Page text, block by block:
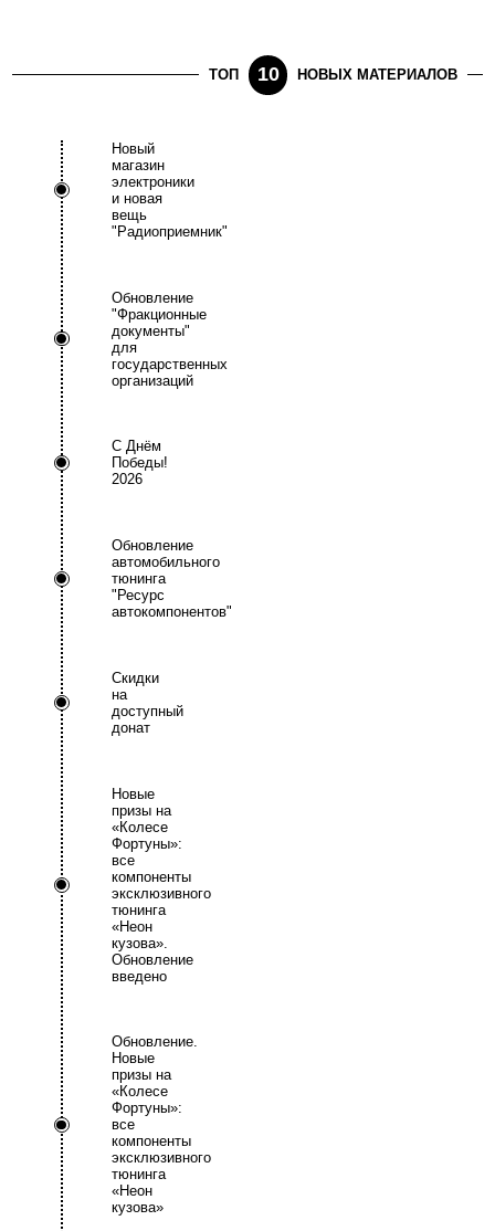
ТОП 10 НОВЫХ МАТЕРИАЛОВ
Новый
магазин
электроники
и новая
вещь
"Радиоприемник"
Обновление
"Фракционные
документы"
для
государственных
организаций
С Днём
Победы!
2026
Обновление
автомобильного
тюнинга
"Ресурс
автокомпонентов"
Скидки
на
доступный
донат
Новые
призы на
«Колесе
Фортуны»:
все
компоненты
эксклюзивного
тюнинга
«Неон
кузова».
Обновление
введено
Обновление.
Новые
призы на
«Колесе
Фортуны»:
все
компоненты
эксклюзивного
тюнинга
«Неон
кузова»